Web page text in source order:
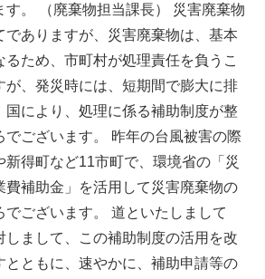
す。 （廃棄物担当課長） 災害廃棄物
でありますが、災害廃棄物は、基本
るため、市町村が処理責任を負うこ
が、発災時には、短期間で膨大に排
国により、処理に係る補助制度が整
でございます。 昨年の台風被害の際
新得町など11市町で、環境省の「災
費補助金」を活用して災害廃棄物の
でございます。 道といたしまして
しまして、この補助制度の活用を改
とともに、速やかに、補助申請等の